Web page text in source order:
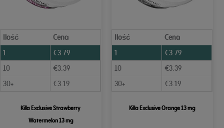
Ilość
Cena
1
€3.79
10
€3.39
30+
€3.19
Killa Exclusive Strawberry
Watermelon 13 mg
Ilość
Cena
1
€3.79
10
€3.39
30+
€3.19
Killa Exclusive Orange 13 mg